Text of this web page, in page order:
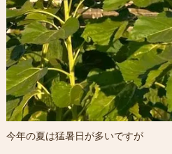
今年の夏は猛暑日が多いですが